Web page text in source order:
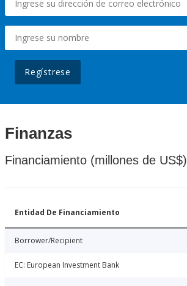
Regístrese
Finanzas
Financiamiento (millones de US$)
Entidad De Financiamiento
Borrower/Recipient
EC: European Investment Bank